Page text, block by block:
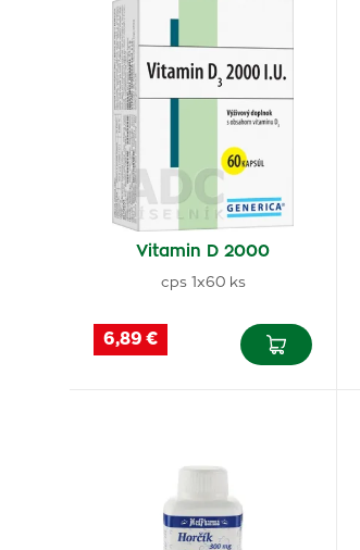
Vitamin D 2000
cps 1x60 ks
6,89 €